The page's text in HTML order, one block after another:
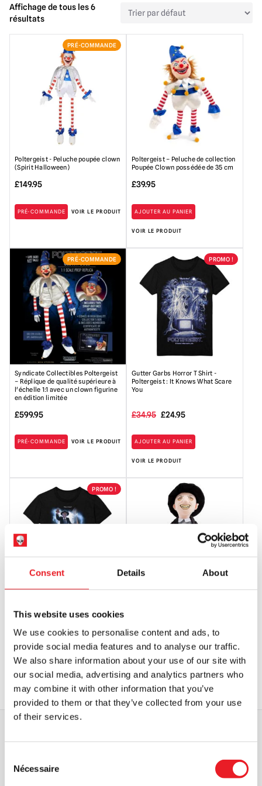
Consent Details About
This website uses cookies
We use cookies to personalise content and ads, to
provide social media features and to analyse our traffic.
We also share information about your use of our site with
our social media, advertising and analytics partners who
may combine it with other information that you’ve
provided to them or that they’ve collected from your use
of their services.
Selection
Nécessaire
Affichage de tous les 6
résultats
PRÉ-COMMANDE
Poltergeist - Peluche poupée clown
(Spirit Halloween)
£149.95
PRÉ-COMMANDE VOIR LE PRODUIT
Poltergeist – Peluche de collection
Poupée Clown possédée de 35 cm
£39.95
AJOUTER AU PANIER
VOIR LE PRODUIT
PRÉ-COMMANDE
Syndicate Collectibles Poltergeist
– Réplique de qualité supérieure à
l'échelle 1:1 avec un clown figurine
en édition limitée
£599.95
PRÉ-COMMANDE VOIR LE PRODUIT
PROMO !
Gutter Garbs Horror T Shirt -
Poltergeist : It Knows What Scare
You
£34.95 Le
initial
était
:
34,95
£24.95Le
actuel
de
:
24,95
AJOUTER AU PANIER
VOIR LE PRODUIT
PROMO !
Poltergeist II : The Other Side
£34.95 Le
prix
était
:
34,95
£24.95Le
prix
est
de
:
AJOUTER AU PANIER
£29.95
RUPTURE DE STOCK